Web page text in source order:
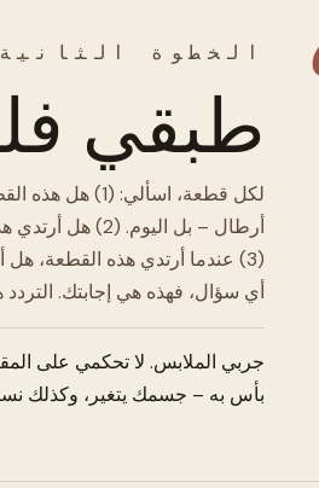
الخطوة الثانية · 25
طبقي
لكل قطعة،
أرطال – بل
(3) عندما أرتدي هذه القطعة،
أي سؤال، فهذه هي إجابتك. التردد
جربي الملابس. لا تحكمي على
بأس به – جسمك يتغير، وكذلك